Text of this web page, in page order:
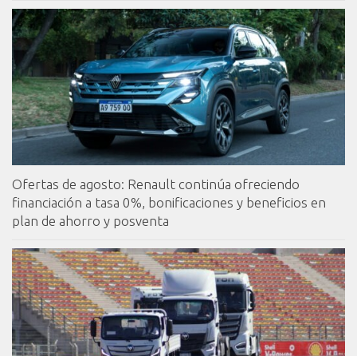
Ofertas de agosto: Renault continúa ofreciendo
financiación a tasa 0%, bonificaciones y beneficios en
plan de ahorro y posventa